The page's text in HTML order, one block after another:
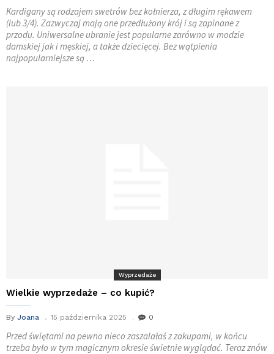
Kardigany są rodzajem swetrów bez kołnierza, z długim rękawem
(lub 3/4). Zazwyczaj mają one przedłużony krój i są zapinane z
przodu. Uniwersalne ubranie jest popularne zarówno w modzie
damskiej jak i męskiej, a także dziecięcej. Bez wątpienia
najpopularniejsze są …
Wyprzedaże
Wielkie wyprzedaże – co kupić?
By Joana 15 października 2025 0
Przed świętami na pewno nieco zaszalałaś z zakupami, w końcu
trzeba było w tym magicznym okresie świetnie wyglądać. Teraz znów